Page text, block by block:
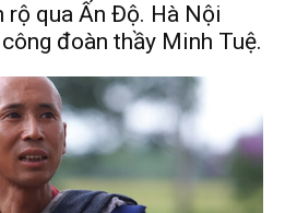
rộ qua Ấn Độ. Hà Nội
đoàn thầy Minh Tuệ.